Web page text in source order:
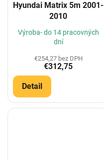
Hyundai Matrix 5m 2001-
2010
Výroba- do 14 pracovných
dní
€254,27 bez DPH
€312,75
Detail